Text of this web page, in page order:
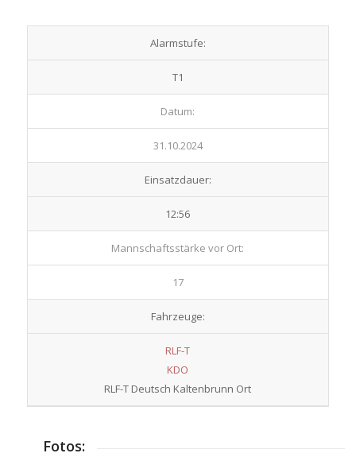
Alarmstufe:
T1
Datum:
31.10.2024
Einsatzdauer:
12:56
Mannschaftsstärke vor Ort:
17
Fahrzeuge:
RLF-T
KDO
RLF-T Deutsch Kaltenbrunn Ort
Fotos: